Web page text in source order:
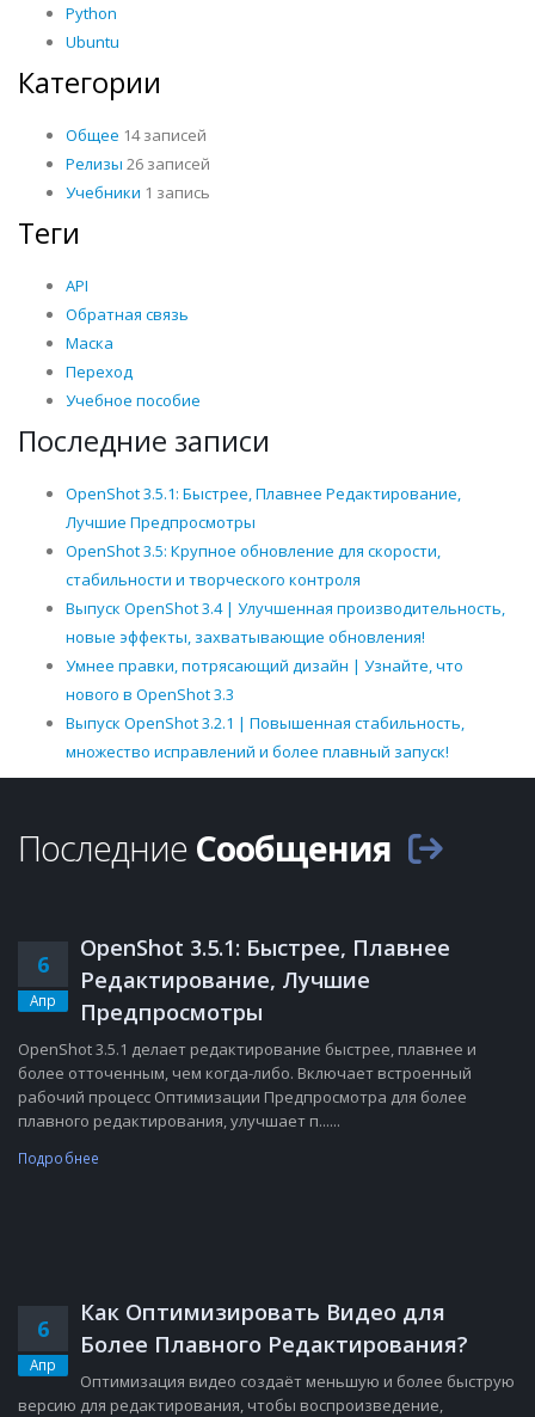
Python
Ubuntu
Категории
Общее 14 записей
Релизы 26 записей
Учебники 1 запись
Теги
API
Обратная связь
Маска
Переход
Учебное пособие
Последние записи
OpenShot 3.5.1: Быстрее, Плавнее Редактирование,
Лучшие Предпросмотры
OpenShot 3.5: Крупное обновление для скорости,
стабильности и творческого контроля
Выпуск OpenShot 3.4 | Улучшенная производительность,
новые эффекты, захватывающие обновления!
Умнее правки, потрясающий дизайн | Узнайте, что
нового в OpenShot 3.3
Выпуск OpenShot 3.2.1 | Повышенная стабильность,
множество исправлений и более плавный запуск!
Последние Сообщения
6
Апр
OpenShot 3.5.1: Быстрее, Плавнее
Редактирование, Лучшие
Предпросмотры
OpenShot 3.5.1 делает редактирование быстрее, плавнее и
более отточенным, чем когда-либо. Включает встроенный
рабочий процесс Оптимизации Предпросмотра для более
плавного редактирования, улучшает п......
Подробнее
6
Апр
Как Оптимизировать Видео для
Более Плавного Редактирования?
Оптимизация видео создаёт меньшую и более быструю
версию для редактирования, чтобы воспроизведение,